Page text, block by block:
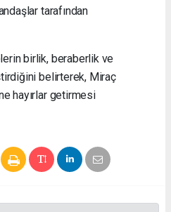
tarafından
birlik, beraberlik ve
belirterek, Miraç
hayırlar getirmesi